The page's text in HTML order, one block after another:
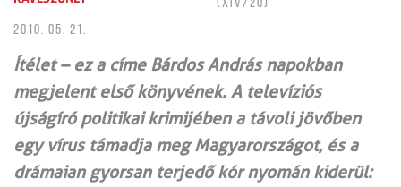
(XIV/20)
2010. 05. 21.
Ítélet – ez a címe Bárdos András napokban
megjelent első könyvének. A televíziós
újságíró politikai krimijében a távoli jövőben
egy vírus támadja meg Magyarországot, és a
drámaian gyorsan terjedő kór nyomán kiderül: